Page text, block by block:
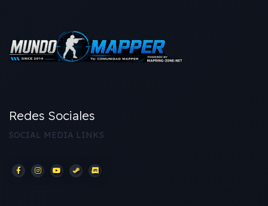
Redes Sociales
SOCIAL MEDIA LINKS